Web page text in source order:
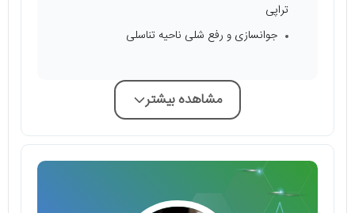
تراپی
جوانسازی و رفع شلی ناحیه تناسلی
مشاهده بیشتر